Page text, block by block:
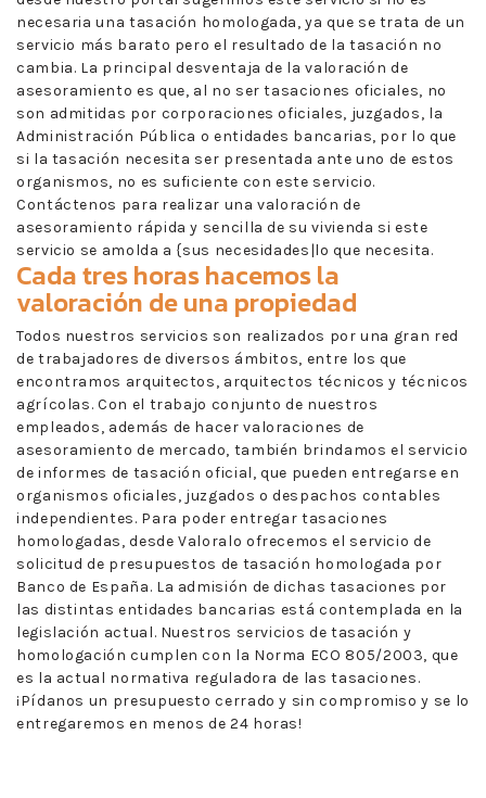
necesaria una tasación homologada, ya que se trata de un
servicio más barato pero el resultado de la tasación no
cambia. La principal desventaja de la valoración de
asesoramiento es que, al no ser tasaciones oficiales, no
son admitidas por corporaciones oficiales, juzgados, la
Administración Pública o entidades bancarias, por lo que
si la tasación necesita ser presentada ante uno de estos
organismos, no es suficiente con este servicio.
Contáctenos para realizar una valoración de
asesoramiento rápida y sencilla de su vivienda si este
servicio se amolda a {sus necesidades|lo que necesita.
Cada tres horas hacemos la
valoración de una propiedad
Todos nuestros servicios son realizados por una gran red
de trabajadores de diversos ámbitos, entre los que
encontramos arquitectos, arquitectos técnicos y técnicos
agrícolas. Con el trabajo conjunto de nuestros
empleados, además de hacer valoraciones de
asesoramiento de mercado, también brindamos el servicio
de informes de tasación oficial, que pueden entregarse en
organismos oficiales, juzgados o despachos contables
independientes. Para poder entregar tasaciones
homologadas, desde Valoralo ofrecemos el servicio de
solicitud de presupuestos de tasación homologada por
Banco de España. La admisión de dichas tasaciones por
las distintas entidades bancarias está contemplada en la
legislación actual. Nuestros servicios de tasación y
homologación cumplen con la Norma ECO 805/2003, que
es la actual normativa reguladora de las tasaciones.
¡Pídanos un presupuesto cerrado y sin compromiso y se lo
entregaremos en menos de 24 horas!